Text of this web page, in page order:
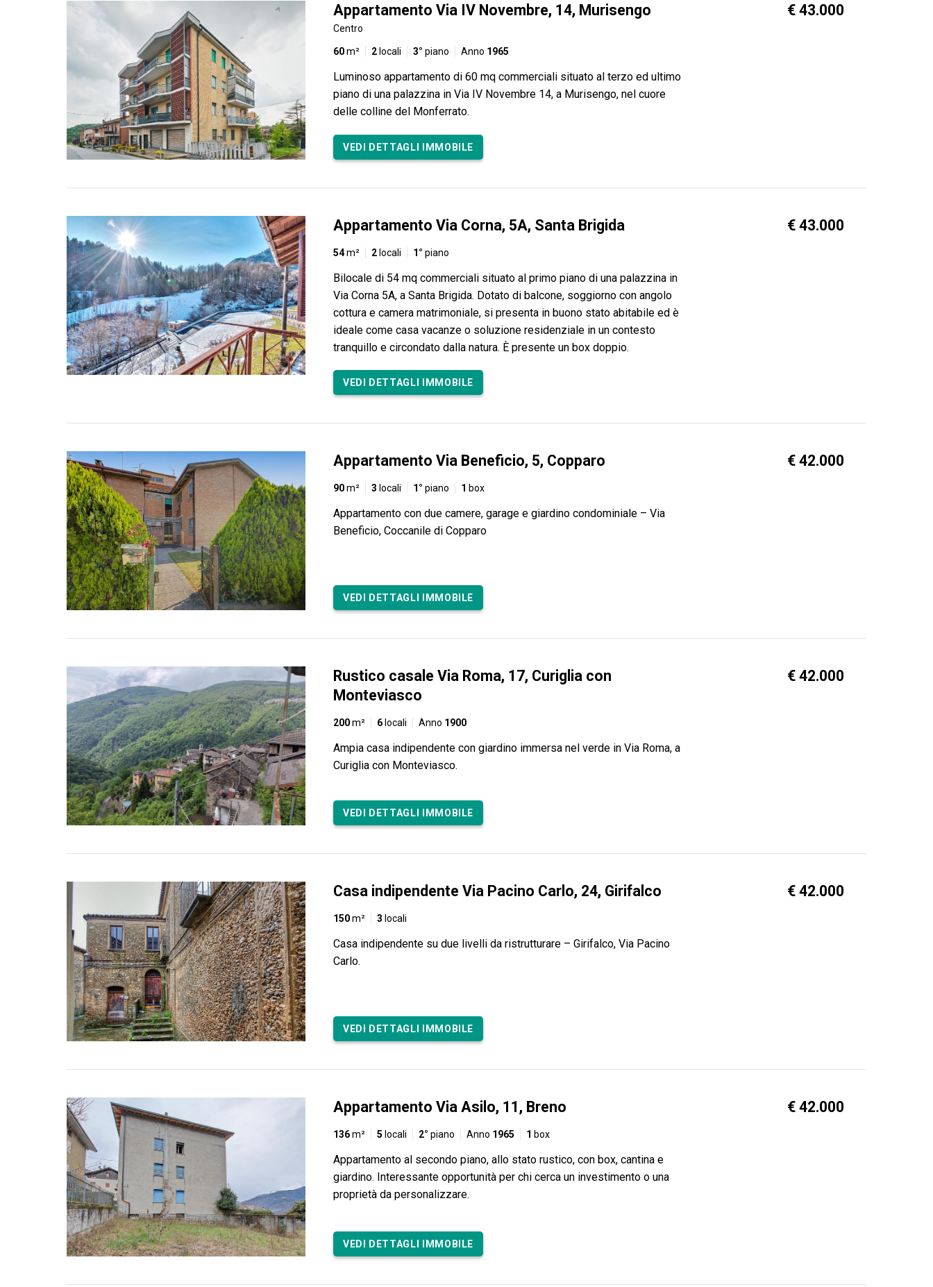
Appartamento Via IV Novembre, 14, Murisengo
Centro
60m² 2 locali 3° piano Anno 1965
€ 43.000
Luminoso appartamento di 60 mq commerciali situato al terzo ed ultimo
piano di una palazzina in Via IV Novembre 14, a Murisengo, nel cuore
delle colline del Monferrato.
VEDI DETTAGLI IMMOBILE
Appartamento Via Corna, 5A, Santa Brigida
54m² 2 locali 1° piano
€ 43.000
Bilocale di 54 mq commerciali situato al primo piano di una palazzina in
Via Corna 5A, a Santa Brigida. Dotato di balcone, soggiorno con angolo
cottura e camera matrimoniale, si presenta in buono stato abitabile ed è
ideale come casa vacanze o soluzione residenziale in un contesto
tranquillo e circondato dalla natura. È presente un box doppio.
VEDI DETTAGLI IMMOBILE
Appartamento Via Beneficio, 5, Copparo
90m² 3 locali 1° piano 1 box
€ 42.000
Appartamento con due camere, garage e giardino condominiale – Via
Beneficio, Coccanile di Copparo
VEDI DETTAGLI IMMOBILE
Rustico casale Via Roma, 17, Curiglia con
Monteviasco
200m² 6 locali Anno 1900
€ 42.000
Ampia casa indipendente con giardino immersa nel verde in Via Roma, a
Curiglia con Monteviasco.
VEDI DETTAGLI IMMOBILE
Casa indipendente Via Pacino Carlo, 24, Girifalco
150m² 3 locali
€ 42.000
Casa indipendente su due livelli da ristrutturare – Girifalco, Via Pacino
Carlo.
VEDI DETTAGLI IMMOBILE
Appartamento Via Asilo, 11, Breno
136m² 5 locali 2° piano Anno 1965 1 box
€ 42.000
Appartamento al secondo piano, allo stato rustico, con box, cantina e
giardino. Interessante opportunità per chi cerca un investimento o una
proprietà da personalizzare.
VEDI DETTAGLI IMMOBILE